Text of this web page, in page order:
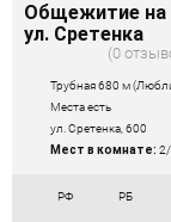
Общежитие на
ул. Сретенка
0
Трубная 680 м
Места есть
ул. Сретенка, 600
Мест в комнате:
РФ РБ